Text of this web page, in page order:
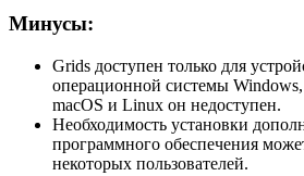
Минусы:
Grids доступен только для
операционной системы Windows,
macOS и Linux он недоступен.
Необходимость установки
программного обеспечения
некоторых пользователей.